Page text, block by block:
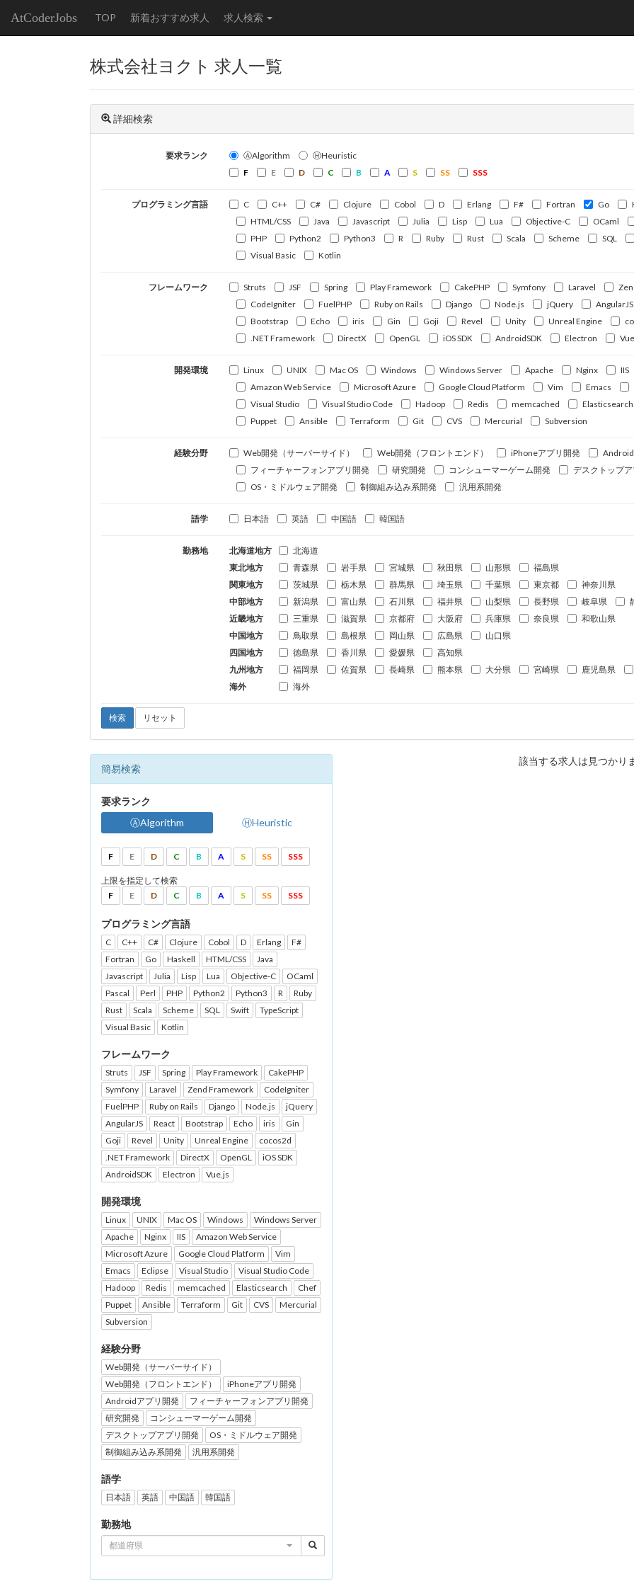
AtCoderJobs TOP 新着おすすめ求人 求人検索
株式会社ヨクト 求人一覧
詳細検索
要求ランク ⒶAlgorithm
ⒽHeuristic
F
E D C B A S SS SSS
プログラミング言語 C C++ C# Clojure Cobol D Erlang F# Fortran Go
HTML/CSS
Java Javascript Julia Lisp Lua Objective-C OCaml
PHP
Python2 Python3 R Ruby Rust Scala Scheme SQL
Visual Basic
Kotlin
フレームワーク Struts JSF Spring Play Framework CakePHP Symfony Laravel
CodeIgniter
FuelPHP Ruby on Rails Django Node.js jQuery AngularJS
Bootstrap
Echo iris Gin Goji Revel Unity Unreal Engine
.NET Framework
DirectX OpenGL iOS SDK AndroidSDK Electron
開発環境 Linux UNIX Mac OS Windows Windows Server Apache Nginx
IIS
Amazon Web Service
Microsoft Azure Google Cloud Platform Vim Emacs
Visual Studio
Visual Studio Code Hadoop Redis memcached Elasticsearch
Puppet
Ansible Terraform Git CVS Mercurial Subversion
経験分野 Web開発（サーバーサイド） Web開発（フロントエンド） iPhoneアプリ開発
フィーチャーフォンアプリ開発
研究開発 コンシューマーゲーム開発
デスクトップ
OS・ミドルウェア開発
制御組み込み系開発 汎用系開発
語学 日本語 英語 中国語 韓国語
勤務地 北海道地方
北海道
東北地方
青森県 岩手県 宮城県 秋田県 山形県
福島県
関東地方
茨城県 栃木県 群馬県 埼玉県 千葉県 東京都
神奈川県
中部地方
新潟県 富山県 石川県 福井県 山梨県 長野県 岐阜県
近畿地方
三重県 滋賀県 京都府 大阪府 兵庫県 奈良県
和歌山県
中国地方
鳥取県 島根県 岡山県 広島県
山口県
四国地方
徳島県 香川県 愛媛県
高知県
九州地方
福岡県 佐賀県 長崎県 熊本県 大分県 宮崎県 鹿児島県
海外
海外
検索 リセット
簡易検索
要求ランク
ⒶAlgorithm
ⒽHeuristic
F E D C B A S SS SSS
上限を指定して検索
F
E D C B A S SS SSS
プログラミング言語
C C++ C# Clojure Cobol D Erlang
F#
Fortran
Go Haskell HTML/CSS
Java
Javascript
Julia Lisp Lua Objective-C
OCaml
Pascal
Perl PHP Python2 Python3 R
Ruby
Rust
Scala Scheme SQL Swift
TypeScript
Visual Basic
Kotlin
フレームワーク
Struts JSF Spring Play Framework
CakePHP
Symfony
Laravel Zend Framework
CodeIgniter
FuelPHP
Ruby on Rails Django Node.js
jQuery
AngularJS
React Bootstrap Echo iris
Gin
Goji
Revel Unity Unreal Engine
cocos2d
.NET Framework
DirectX OpenGL
iOS SDK
AndroidSDK
Electron Vue.js
開発環境
Linux UNIX Mac OS Windows
Windows Server
Apache
Nginx IIS
Amazon Web Service
Microsoft Azure
Google Cloud Platform
Vim
Emacs
Eclipse Visual Studio
Visual Studio Code
Hadoop
Redis memcached Elasticsearch
Chef
Puppet
Ansible Terraform Git CVS
Mercurial
Subversion
経験分野
Web開発（サーバーサイド）
Web開発（フロントエンド）
iPhoneアプリ開発
Androidアプリ開発
フィーチャーフォンアプリ開発
研究開発
コンシューマーゲーム開発
デスクトップアプリ開発
OS・ミドルウェア開発
制御組み込み系開発
汎用系開発
語学
日本語 英語 中国語 韓国語
勤務地
都道府県
該当する求人は見つかり